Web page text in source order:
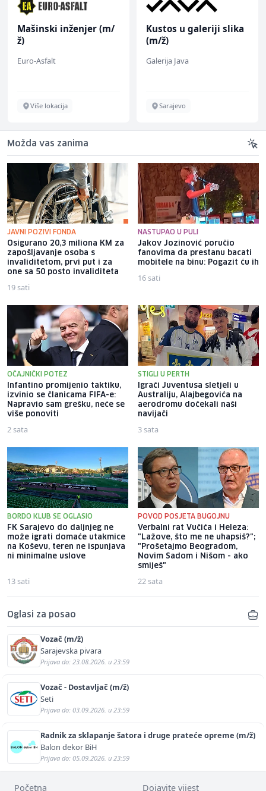
Mašinski inženjer (m/
ž)
Euro-Asfalt
Više lokacija
Kustos u galeriji slika
(m/ž)
Galerija Java
Sarajevo
Možda vas zanima
JAVNI POZIVI FONDA
Osigurano 20,3 miliona KM za
zapošljavanje osoba s
invaliditetom, prvi put i za
one sa 50 posto invaliditeta
19 sati
NASTUPAO U PULI
Jakov Jozinović poručio
fanovima da prestanu bacati
mobitele na binu: Pogazit ću ih
16 sati
OČAJNIČKI POTEZ
Infantino promijenio taktiku,
izvinio se članicama FIFA-e:
Napravio sam grešku, neće se
više ponoviti
2 sata
STIGLI U PERTH
Igrači Juventusa sletjeli u
Australiju, Alajbegovića na
aerodromu dočekali naši
navijači
3 sata
BORDO KLUB SE OGLASIO
FK Sarajevo do daljnjeg ne
može igrati domaće utakmice
na Koševu, teren ne ispunjava
ni minimalne uslove
13 sati
POVOD POSJETA BUGOJNU
Verbalni rat Vučića i Heleza:
"Lažove, što me ne uhapsiš?";
"Prošetajmo Beogradom,
Novim Sadom i Nišom - ako
smiješ"
22 sata
Oglasi za posao
Vozač (m/ž)
Sarajevska pivara
Prijava do: 23.08.2026. u 23:59
Vozač - Dostavljač (m/ž)
Seti
Prijava do: 03.09.2026. u 23:59
Radnik za sklapanje šatora i druge prateće opreme (m/ž)
Balon dekor BiH
Prijava do: 05.09.2026. u 23:59
Početna Dojavite vijest